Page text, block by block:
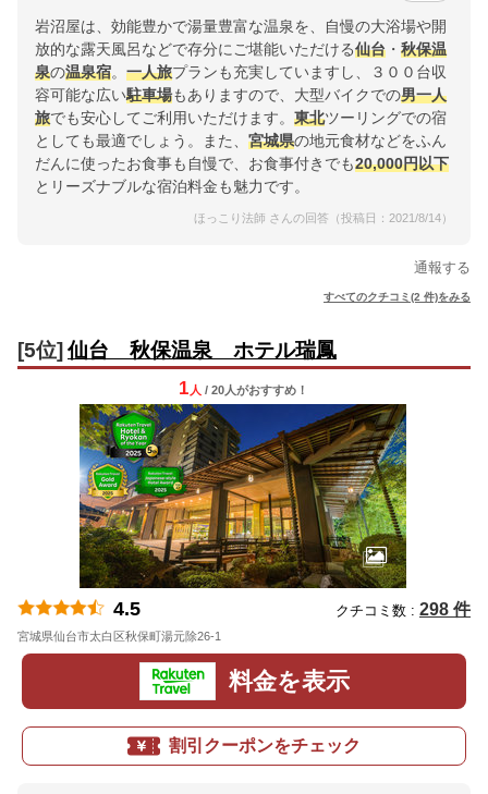
岩沼屋は、効能豊かで湯量豊富な温泉を、自慢の大浴場や開
放的な露天風呂などで存分にご堪能いただける仙台 ・ 秋保温
泉の温泉宿。 一人旅プランも充実していますし、３００台収
容可能な広い駐車場もありますので、大型バイクでの男一人
旅でも安心してご利用いただけます。 東北ツーリングでの宿
としても最適でしょう。また、 宮城県の地元食材などをふん
だんに使ったお食事も自慢で、お食事付きでも20,000円以下
とリーズナブルな宿泊料金も魅力です。
ほっこり法師 さんの回答（投稿日：2021/8/14）
通報する
すべてのクチコミ(2 件)をみる
[5位] 仙台 秋保温泉 ホテル瑞鳳
1 人 / 20人がおすすめ！
4.5 クチコミ数 : 298 件
宮城県仙台市太白区秋保町湯元除26-1
料金を表示
割引クーポンをチェック